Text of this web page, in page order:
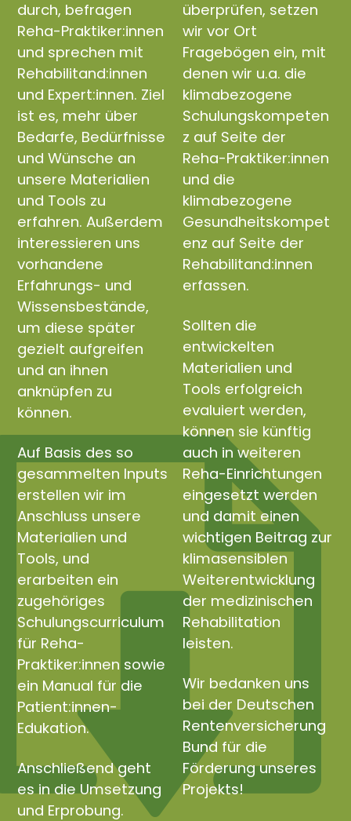
durch, befragen
Reha-Praktiker:innen
und sprechen mit
Rehabilitand:innen
und Expert:innen. Ziel
ist es, mehr über
Bedarfe, Bedürfnisse
und Wünsche an
unsere Materialien
und Tools zu
erfahren. Außerdem
interessieren uns
vorhandene
Erfahrungs- und
Wissensbestände,
um diese später
gezielt aufgreifen
und an ihnen
anknüpfen zu
können.
Auf Basis des so
gesammelten Inputs
erstellen wir im
Anschluss unsere
Materialien und
Tools, und
erarbeiten ein
zugehöriges
Schulungscurriculum
für Reha-
Praktiker:innen sowie
ein Manual für die
Patient:innen-
Edukation.
Anschließend geht
es in die Umsetzung
und Erprobung.
überprüfen, setzen
wir vor Ort
Fragebögen ein, mit
denen wir u.a. die
klimabezogene
Schulungskompeten
z auf Seite der
Reha-Praktiker:innen
und die
klimabezogene
Gesundheitskompet
enz auf Seite der
Rehabilitand:innen
erfassen.
Sollten die
entwickelten
Materialien und
Tools erfolgreich
evaluiert werden,
können sie künftig
auch in weiteren
Reha-Einrichtungen
eingesetzt werden
und damit einen
wichtigen Beitrag zur
klimasensiblen
Weiterentwicklung
der medizinischen
Rehabilitation
leisten.
Wir bedanken uns
bei der Deutschen
Rentenversicherung
Bund für die
Förderung unseres
Projekts!